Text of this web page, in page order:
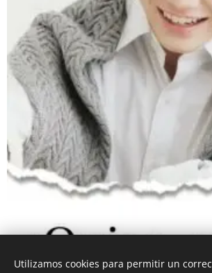
Utilizamos cookies para permitir un